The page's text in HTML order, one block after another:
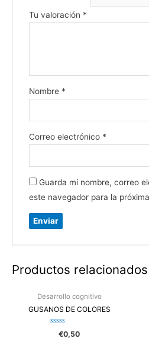
Tu valoración *
Nombre *
Correo electrónico *
Guarda mi nombre, correo
este navegador para la
Productos relacionados
Desarrollo cognitivo
GUSANOS DE COLORES
Valorado
€0,50